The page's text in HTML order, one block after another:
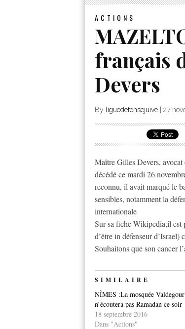
ACTIONS
français
Devers
By liguedefensejuive 27
Maître Gilles Devers,
décédé ce mardi 26
reconnu, il avait marqué le
sensibles, notamment la
internationale
Sur sa fiche Wikipedia,il est
d’être in défenseur
Souhaitons que son cancer
SIMILAIRE
NÎMES :La mosquée Valdegour
n’écoutera pas Ramadan ce soir
18 septembre 2016
Dans "Actions"